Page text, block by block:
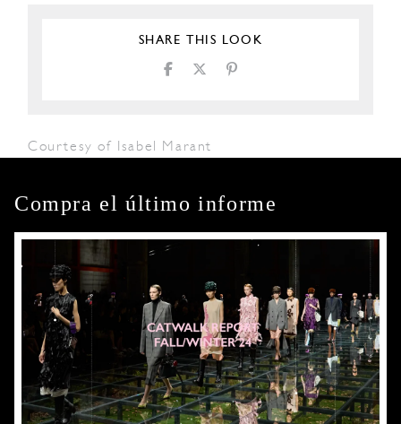
SHARE THIS LOOK
Courtesy of Isabel Marant
Compra el último informe